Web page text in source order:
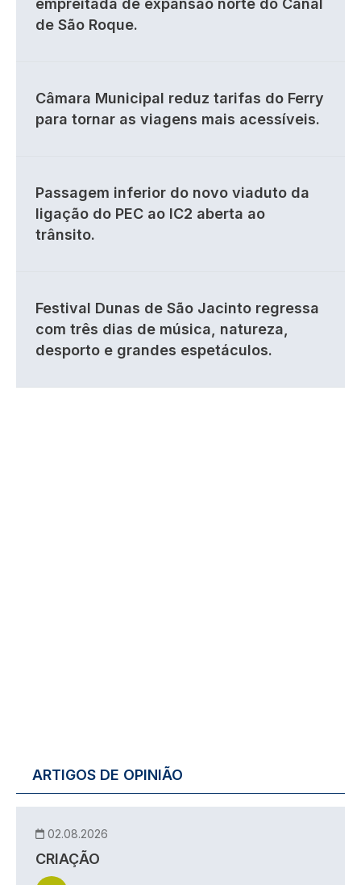
empreitada de expansão norte do Canal
de São Roque.
Câmara Municipal reduz tarifas do Ferry
para tornar as viagens mais acessíveis.
Passagem inferior do novo viaduto da
ligação do PEC ao IC2 aberta ao
trânsito.
Festival Dunas de São Jacinto regressa
com três dias de música, natureza,
desporto e grandes espetáculos.
ARTIGOS DE OPINIÃO
02.08.2026
CRIAÇÃO